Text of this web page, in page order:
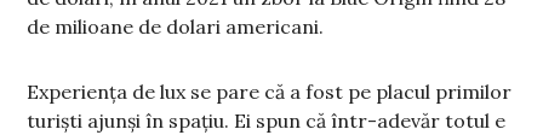
de milioane de dolari americani.
Experiența de lux se pare că a fost pe placul primilor
turiști ajunși în spațiu. Ei spun că într-adevăr totul e